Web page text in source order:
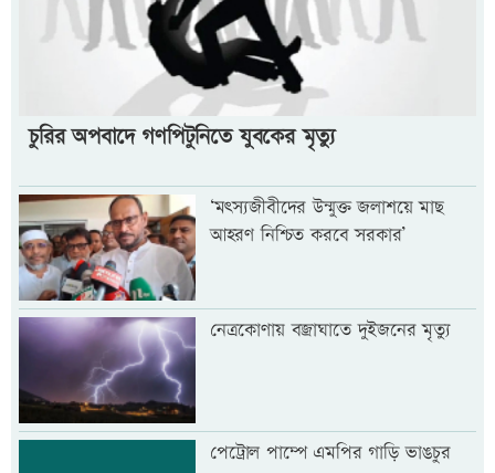
চুরির অপবাদে গণপিটুনিতে যুবকের মৃত্যু
‘মৎস্যজীবীদের উন্মুক্ত জলাশয়ে মাছ
আহরণ নিশ্চিত করবে সরকার’
নেত্রকোণায় বজ্রাঘাতে দুইজনের মৃত্যু
পেট্রোল পাম্পে এমপির গাড়ি ভাঙচুর